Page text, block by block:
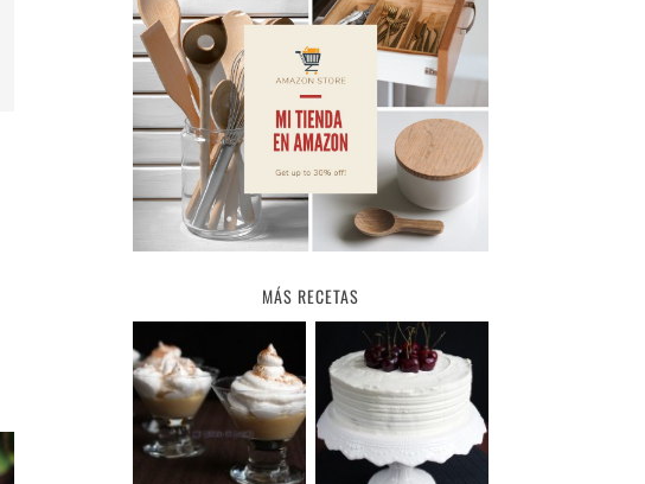
MÁS RECETAS